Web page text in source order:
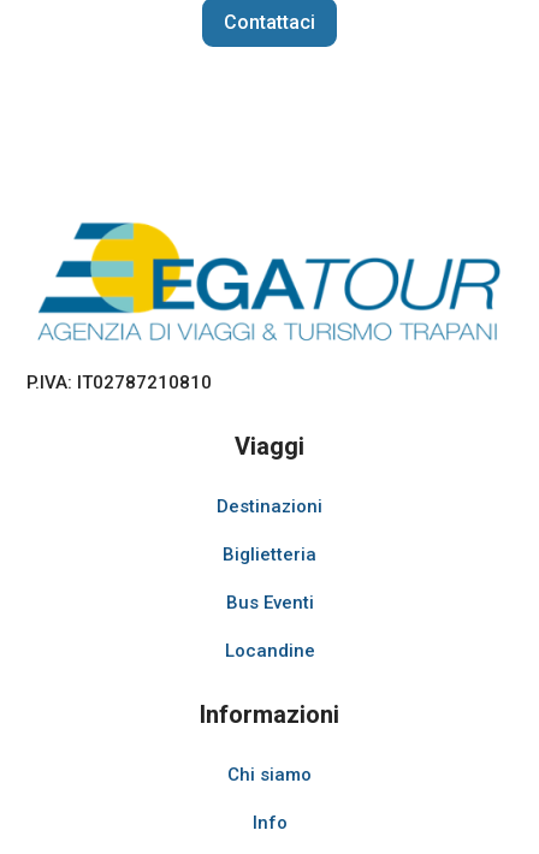
Contattaci
P.IVA: IT02787210810
Viaggi
Destinazioni
Biglietteria
Bus Eventi
Locandine
Informazioni
Chi siamo
Info